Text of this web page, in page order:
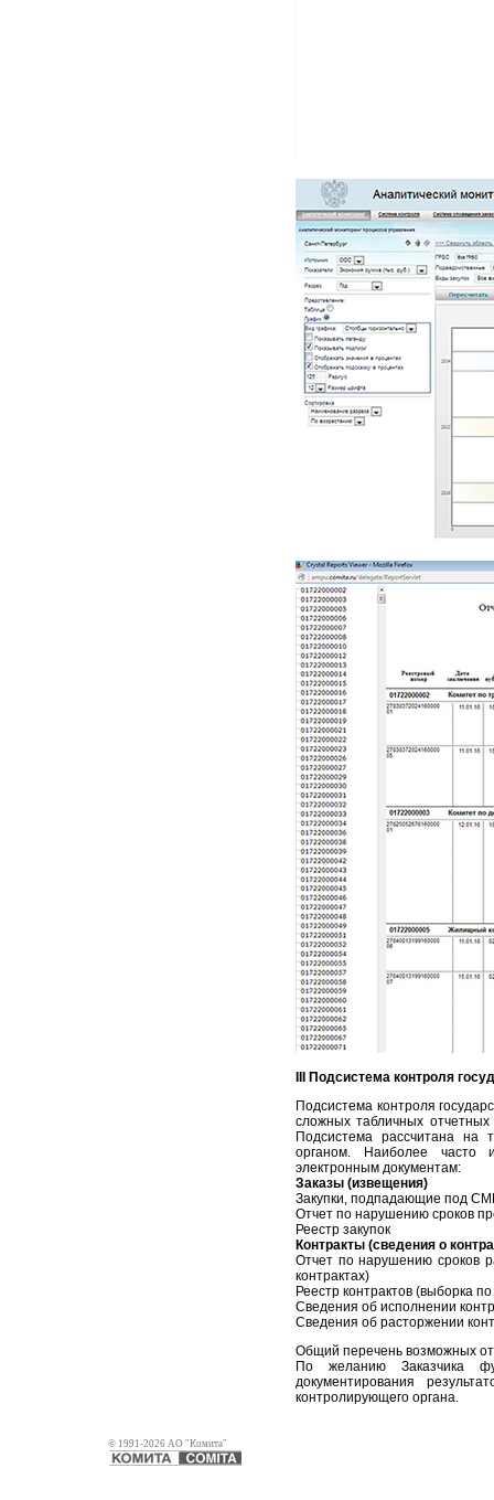
III Подсистема контроля
Подсистема контроля
сложных табличных
Подсистема рассчитана на
органом. Наиболее часто
электронным документам:
Заказы (извещения)
Закупки, подпадающие под
Отчет по нарушению сроков
Реестр закупок
Контракты (сведения о
Отчет по нарушению сроков
контрактах)
Реестр контрактов (выборка
Сведения об исполнении
Сведения об расторжении
Общий перечень возможных
По желанию Заказчика
документирования
контролирующего органа.
© 1991-2026 АО "Комита"